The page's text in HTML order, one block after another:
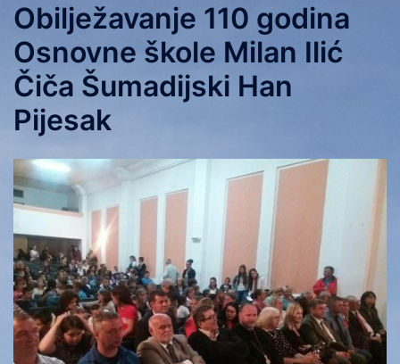
Obilježavanje 110 godina
Osnovne škole Milan Ilić
Čiča Šumadijski Han
Pijesak